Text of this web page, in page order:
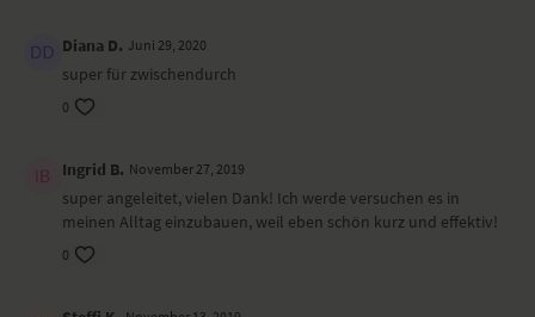
Diana D. Juni 29, 2020
super für zwischendurch
0
Ingrid B. November 27, 2019
super angeleitet, vielen Dank! Ich werde versuchen es in
meinen Alltag einzubauen, weil eben schön kurz und effektiv!
0